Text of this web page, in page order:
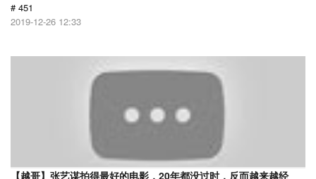
# 451
2019-12-26 12:33
【越哥】张艺谋拍得最好的电影，20年都没过时，反而越来越经